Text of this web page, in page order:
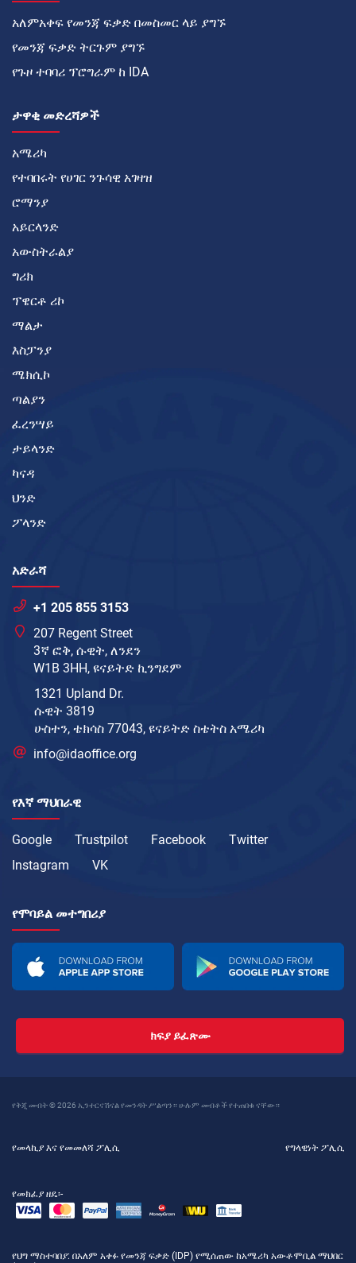
አለምአቀፍ የመንጃ ፍቃድ በመስመር ላይ ያግኙ
የመንጃ ፍቃድ ትርጉም ያግኙ
የጉዞ ተባባሪ ፕሮግራም ከ IDA
ታዋቂ መድረሻዎች
አሜሪካ
የተባበሩት የሀገር ንጉሳዊ አገዛዝ
ሮማንያ
አይርላንድ
አውስትራልያ
ግሪክ
ፕዌርቶ ሪኮ
ማልታ
እስፓንያ
ሜክሲኮ
ጣልያን
ፈረንሣይ
ታይላንድ
ካናዳ
ህንድ
ፖላንድ
አድራሻ
+1 205 855 3153
207 Regent Street
3ኛ ፎቅ, ሱዊት, ለንደን
W1B 3HH, ዩናይትድ ኪንግደም
1321 Upland Dr.
ሱዊት 3819
ሁስተን, ቴክሳስ 77043, ዩናይትድ ስቴትስ አሜሪካ
info@idaoffice.org
የእኛ ማህበራዊ
Google Trustpilot Facebook
Twitter
Instagram
VK
የሞባይል መተግበሪያ
ክፍያ ይፈጽሙ
የቅጂ መብት © 2026 ኢንተርናሽናል የመንዳት ሥልጣን። ሁሉም መብቶች የተጠበቁ ናቸው።
የመላኪያ እና የመመለሻ ፖሊሲ የግላዊነት ፖሊሲ
የመክፈያ ዘዴ፡-
የህግ ማስተባበያ: በአለም አቀፉ የመንጃ ፍቃድ (IDP) የሚሰጠው ከአሜሪካ አውቶሞቢል ማህበር